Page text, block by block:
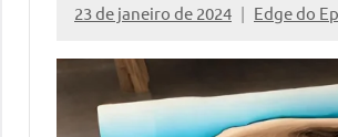
23 de janeiro de 2024 Edge do
Nenhum
Comentário